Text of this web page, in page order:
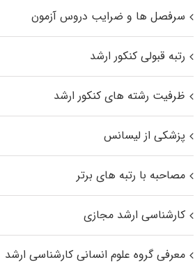
سرفصل ها و ضرایب دروس آزمون
رتبه قبولی کنکور ارشد
ظرفیت رشته های کنکور ارشد
پزشکی از لیسانس
مصاحبه با رتبه های برتر
کارشناسی ارشد مجازی
معرفی گروه علوم انسانی کارشناسی ارشد